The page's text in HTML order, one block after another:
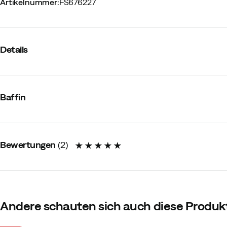
Artikelnummer:FS676227
Details
Größe:
Baffin
Bewertungen (2)
5.0
Andere schauten sich auch diese